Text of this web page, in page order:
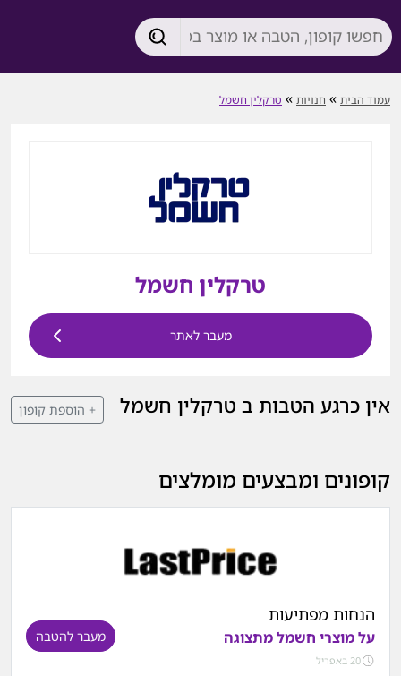
עמוד הבית » חנויות » טרקלין חשמל
טרקלין חשמל
מעבר לאתר
אין כרגע הטבות ב טרקלין חשמל + הוספת קופון
קופונים ומבצעים מומלצים
הנחות מפתיעות
על מוצרי חשמל מתצוגה
20 באפריל
מעבר להטבה